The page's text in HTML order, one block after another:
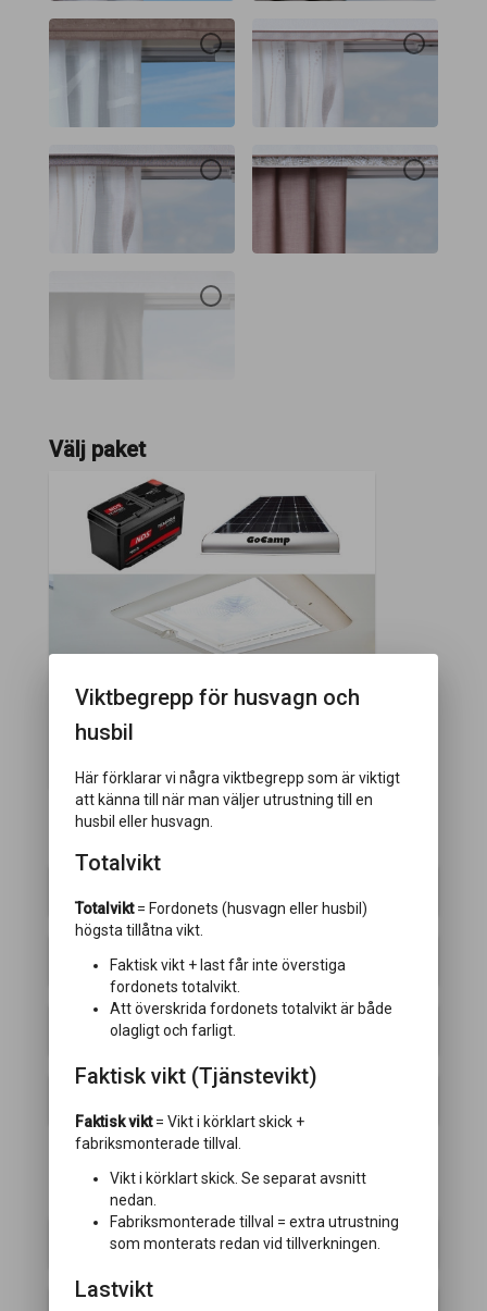
Välj paket
Ekopaket
Vikt:10 kg
Manövreringssystem
Elektriskt fotsteg
KAROSS
Panoramafönster
Viktbegrepp för husvagn och
husbil
Här förklarar vi några viktbegrepp som är viktigt
att känna till när man väljer utrustning till en
husbil eller husvagn.
Totalvikt
Totalvikt= Fordonets (husvagn eller husbil)
högsta tillåtna vikt.
Faktisk vikt + last får inte överstiga
fordonets totalvikt.
Att överskrida fordonets totalvikt är både
olagligt och farligt.
Faktisk vikt (Tjänstevikt)
Faktisk vikt= Vikt i körklart skick +
fabriksmonterade tillval.
Vikt i körklart skick. Se separat avsnitt
nedan.
Fabriksmonterade tillval = extra utrustning
som monterats redan vid tillverkningen.
Lastvikt